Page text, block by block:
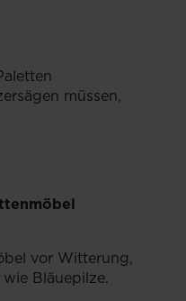
müssen,
vor Witterung,
Bläuepilze.